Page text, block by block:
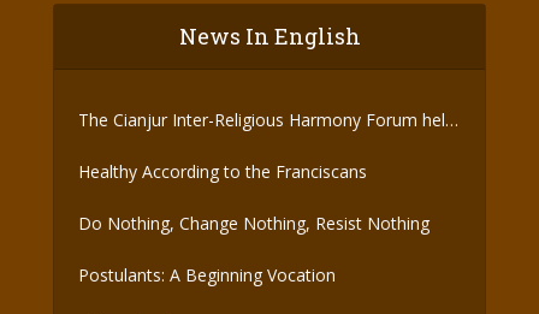
News In English
The Cianjur Inter-Religious Harmony Forum held
Healthy According to the Franciscans
Do Nothing, Change Nothing, Resist Nothing
Postulants: A Beginning Vocation